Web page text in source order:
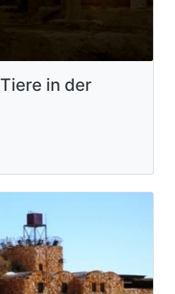
in der